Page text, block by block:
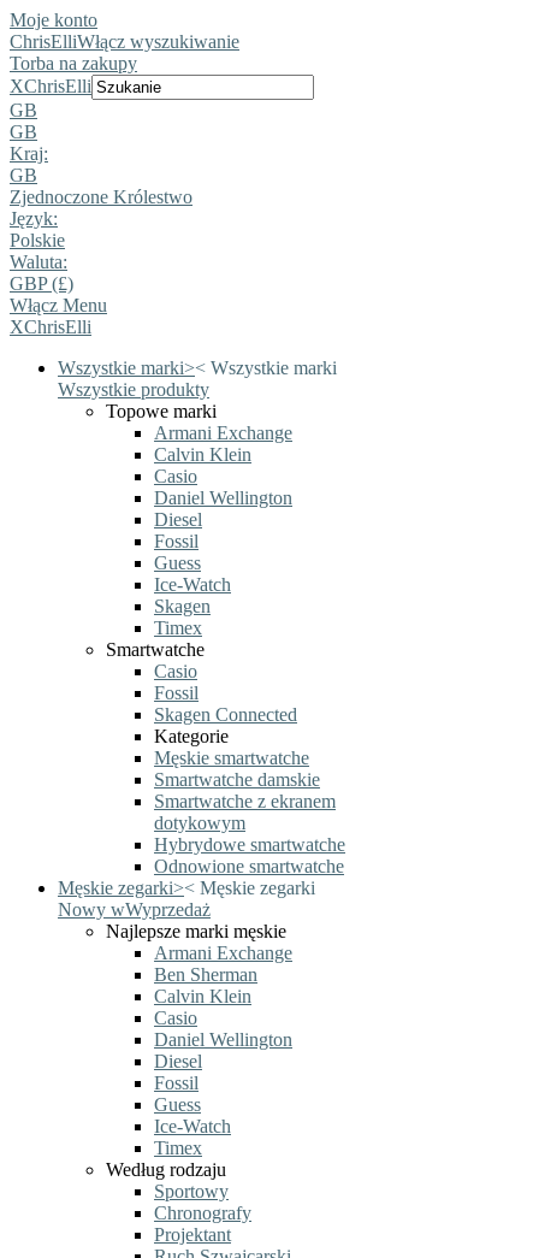
Moje konto
ChrisElliWłącz wyszukiwanie
Torba na zakupy
XChrisElli
GB
GB
Kraj:
GB
Zjednoczone Królestwo
Język:
Polskie
Waluta:
GBP (£)
Włącz Menu
XChrisElli
Wszystkie marki>< Wszystkie marki
Wszystkie produkty
Topowe marki
Armani Exchange
Calvin Klein
Casio
Daniel Wellington
Diesel
Fossil
Guess
Ice-Watch
Skagen
Timex
Smartwatche
Casio
Fossil
Skagen Connected
Kategorie
Męskie smartwatche
Smartwatche damskie
Smartwatche z ekranem
dotykowym
Hybrydowe smartwatche
Odnowione smartwatche
Męskie zegarki>< Męskie zegarki
Nowy wWyprzedaż
Najlepsze marki męskie
Armani Exchange
Ben Sherman
Calvin Klein
Casio
Daniel Wellington
Diesel
Fossil
Guess
Ice-Watch
Timex
Według rodzaju
Sportowy
Chronografy
Projektant